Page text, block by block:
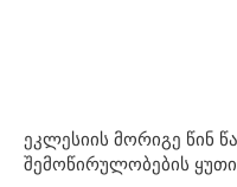
ეკლესიის მორიგე წინ
შემოწირულობების